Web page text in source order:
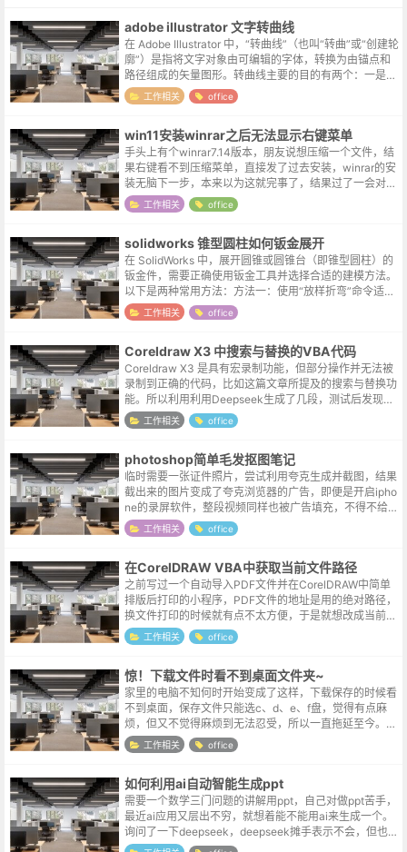
adobe illustrator 文字转曲线
在 Adobe Illustrator 中，“转曲线”（也叫“转曲”或“创建轮
廓”）是指将文字对象由可编辑的字体，转换为由锚点和
路径组成的矢量图形。转曲线主要的目的有两个：一是防
止文件在别的电脑上打开时，因缺少字体导致排版错乱，
这是印...
工作相关 office
win11安装winrar之后无法显示右键菜单
手头上有个winrar7.14版本，朋友说想压缩一个文件，结
果右键看不到压缩菜单，直接发了过去安装，winrar的安
装无脑下一步，本来以为这就完事了，结果过了一会对方
表示还是无法显示。向日葵远程连接看了一下，别说压缩
命令了，啥winr...
工作相关 office
solidworks 锥型圆柱如何钣金展开
在 SolidWorks 中，展开圆锥或圆锥台（即锥型圆柱）的
钣金件，需要正确使用钣金工具并选择合适的建模方法。
以下是两种常用方法：方法一：使用“放样折弯”命令适用
于精确展开锥形或圆锥台钣金件。创建两个草图：在两个
平行基准面上，分别绘...
工作相关 office
Coreldraw X3 中搜索与替换的VBA代码
Coreldraw X3 是具有宏录制功能，但部分操作并无法被
录制到正确的代码，比如这篇文章所提及的搜索与替换功
能。所以利用利用Deepseek生成了几段，测试后发现下
面这段代码在 X3 中可以正常运行。Sub SearchAndRe...
工作相关 office
photoshop简单毛发抠图笔记
临时需要一张证件照片，尝试利用夸克生成并截图，结果
截出来的图片变成了夸克浏览器的广告，即便是开启ipho
ne的录屏软件，整段视频同样也被广告填充，不得不给个
赞，真是武装到了牙齿。但一年用不到两次的功能，又不
舍得去开个会员，只能自己动手...
工作相关 office
在CorelDRAW VBA中获取当前文件路径
之前写过一个自动导入PDF文件并在CorelDRAW中简单
排版后打印的小程序，PDF文件的地址是用的绝对路径，
换文件打印的时候就有点不太方便，于是就想改成当前文
件所在路径 & 文件名这样的形式，这样后续打印时只需要
修改一下需要...
工作相关 office
惊！下载文件时看不到桌面文件夹~
家里的电脑不知何时开始变成了这样，下载保存的时候看
不到桌面，保存文件只能选c、d、e、f盘，觉得有点麻
烦，但又不觉得麻烦到无法忍受，所以一直拖延至今。你
看，不光人心中的成见是一座大山，除了成见山，还有懒
惰山拖延山畏难山。解决办法出乎意...
工作相关 office
如何利用ai自动智能生成ppt
需要一个数学三门问题的讲解用ppt，自己对做ppt苦手，
最近ai应用又层出不穷，就想着能不能用ai来生成一个。
询问了一下deepseek，deepseek摊手表示不会，但也推
荐了一个ai小伙伴，kimi。关于kimiKimi是由北京月...